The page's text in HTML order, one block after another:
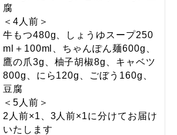
腐
＜4人前＞
牛もつ480g、しょうゆスープ250
ml＋100ml、ちゃんぽん麺600g、
鷹の爪3g、柚子胡椒8g、キャベツ
800g、にら120g、ごぼう160g、
豆腐
＜5人前＞
2人前×1、3人前×1に分けてお届け
いたします